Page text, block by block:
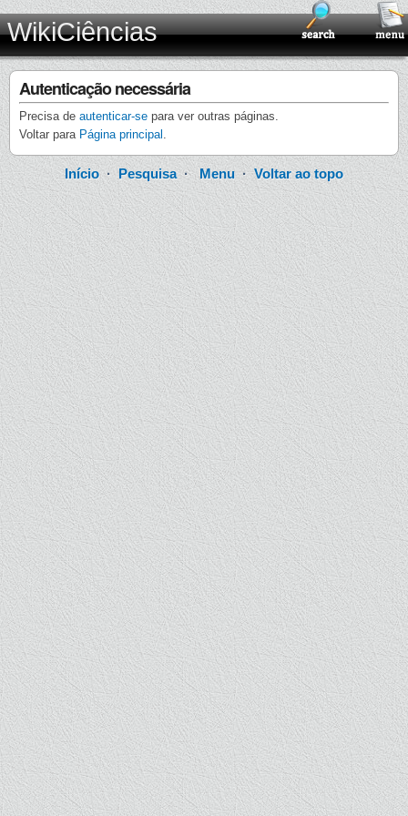
WikiCiências
Autenticação necessária
Precisa de autenticar-se para ver outras páginas.
Voltar para Página principal .
Início · Pesquisa·Menu ·Voltar ao topo